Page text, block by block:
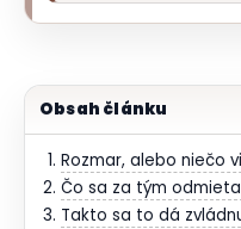
Obsah článku
Rozmar, alebo niečo
Čo sa za tým
Takto sa to dá